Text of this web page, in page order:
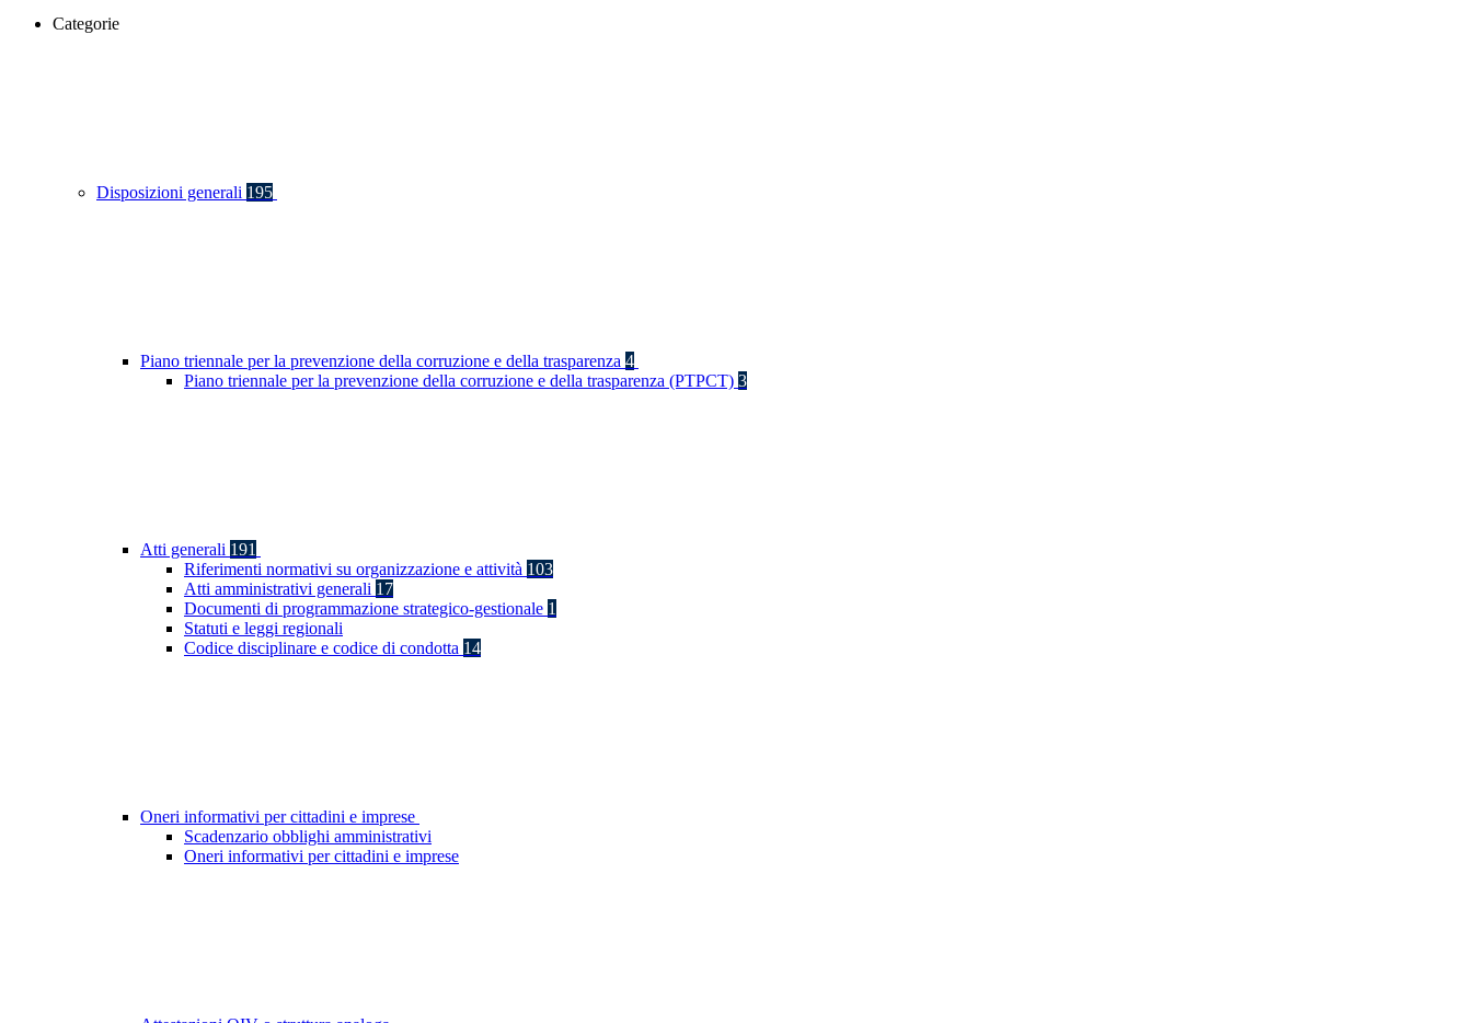
Categorie
Disposizioni generali 195
Piano triennale per la prevenzione della corruzione e della trasparenza 4
Piano triennale per la prevenzione della corruzione e della trasparenza (PTPCT) 3
Atti generali 191
Riferimenti normativi su organizzazione e attività 103
Atti amministrativi generali 17
Documenti di programmazione strategico-gestionale 1
Statuti e leggi regionali
Codice disciplinare e codice di condotta 14
Oneri informativi per cittadini e imprese
Scadenzario obblighi amministrativi
Oneri informativi per cittadini e imprese